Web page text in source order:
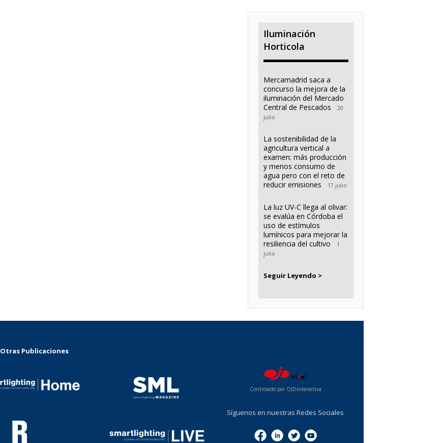
Iluminación
Horticola
Mercamadrid saca a
concurso la mejora de la
iluminación del Mercado
Central de Pescados
20
julio
La sostenibilidad de la
agricultura vertical a
examen: más producción
y menos consumo de
agua pero con el reto de
reducir emisiones
17 julio
La luz UV-C llega al olivar:
se evalúa en Córdoba el
uso de estímulos
lumínicos para mejorar la
resiliencia del cultivo
1
julio
Seguir Leyendo >
Otras Publicaciones
Controlado por OJDinteractiva
Síguenos en nuestras Redes Sociales